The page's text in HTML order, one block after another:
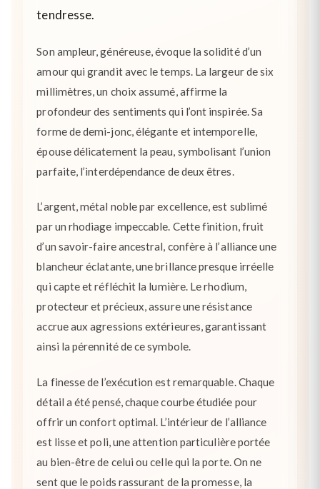
tendresse.
Son ampleur, généreuse, évoque la solidité d’un
amour qui grandit avec le temps. La largeur de six
millimètres, un choix assumé, affirme la
profondeur des sentiments qui l’ont inspirée. Sa
forme de demi-jonc, élégante et intemporelle,
épouse délicatement la peau, symbolisant l’union
parfaite, l’interdépendance de deux êtres.
L’argent, métal noble par excellence, est sublimé
par un rhodiage impeccable. Cette finition, fruit
d’un savoir-faire ancestral, confère à l’alliance une
blancheur éclatante, une brillance presque irréelle
qui capte et réfléchit la lumière. Le rhodium,
protecteur et précieux, assure une résistance
accrue aux agressions extérieures, garantissant
ainsi la pérennité de ce symbole.
La finesse de l’exécution est remarquable. Chaque
détail a été pensé, chaque courbe étudiée pour
offrir un confort optimal. L’intérieur de l’alliance
est lisse et poli, une attention particulière portée
au bien-être de celui ou celle qui la porte. On ne
sent que le poids rassurant de la promesse, la